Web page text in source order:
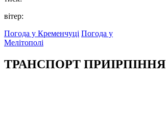
вітер:
Погода у Кременчуці Погода у
Мелітополі
ТРАНСПОРТ ПРИІРПІННЯ